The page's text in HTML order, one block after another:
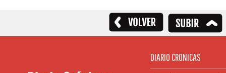
DIARIO CRONICAS